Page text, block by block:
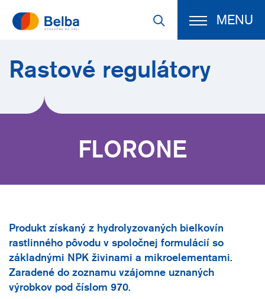
MENU
Rastové regulátory
FLORONE
Produkt získaný z hydrolyzovaných bielkovín
rastlinného pôvodu v spoločnej formulácií so
základnými NPK živinami a mikroelementami.
Zaradené do zoznamu vzájomne uznaných
výrobkov pod číslom 970.